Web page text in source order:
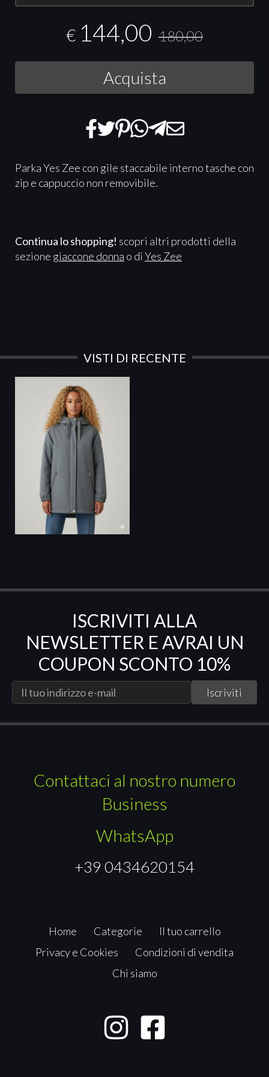
€ 144,00 180,00
Acquista
Parka Yes Zee con gile staccabile interno tasche con
zip e cappuccio non removibile.
Continua lo shopping! scopri altri prodotti della
sezione giaccone donna o di Yes Zee
VISTI DI RECENTE
ISCRIVITI ALLA
NEWSLETTER E AVRAI UN
COUPON SCONTO 10%
Contattaci al nostro numero
Business
WhatsApp
+39 0434620154
Home Categorie
Il tuo carrello
Privacy e Cookies
Condizioni di vendita
Chi siamo